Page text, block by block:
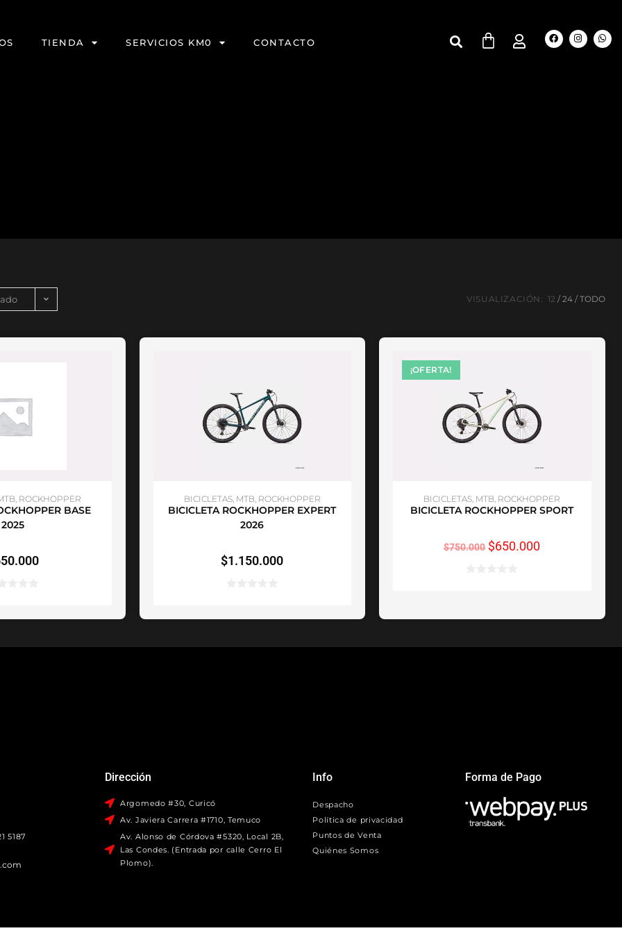
TIENDA SERVICIOS KM0 CONTACTO
VISUALIZACIÓN: 12 24 TODO
OPCIONES
, ROCKHOPPER
BASE
2025
SELECCIONAR OPCIONES
BICICLETAS, MTB, ROCKHOPPER
BICICLETA ROCKHOPPER EXPERT
2026
$1.150.000
¡OFERTA!
SELECCIONAR OPCIONES
BICICLETAS, MTB, ROCKHOPPER
BICICLETA ROCKHOPPER SPORT
$750.000 $650.000
5187
Dirección
Argomedo #30, Curicó
Av. Javiera Carrera #1710, Temuco
Av. Alonso de Córdova #5320, Local 2B,
Las Condes. (Entrada por calle Cerro El
Plomo).
Info
Despacho
Política de privacidad
Puntos de Venta
Quiénes Somos
Forma de Pago